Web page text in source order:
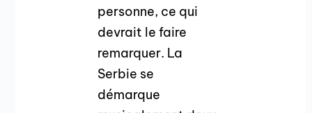
personne, ce qui
devrait le faire
remarquer. La
Serbie se
démarque